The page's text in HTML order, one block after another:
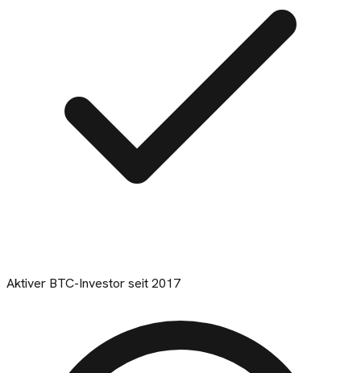
Aktiver BTC-Investor seit 2017